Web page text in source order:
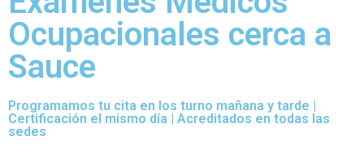
Ocupacionales cerca a
Sauce
Programamos tu cita en los turno mañana y tarde |
Certificación el mismo día | Acreditados en todas las
sedes